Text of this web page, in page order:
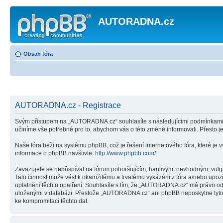
AUTORADNA.cz
Obsah fóra
AUTORADNA.cz - Registrace
Svým přístupem na „AUTORADNA.cz“ souhlasíte s následujícími
učiníme vše potřebné pro to, abychom vás o této změně informovali. Přesto
Naše fóra beží na systému phpBB, což je řešení internetového fóra, které je
informace o phpBB navštivte: http://www.phpbb.com/.
Zavazujete se nepřispívat na fórum pohoršujícím, hanlivým, nevhodným,
Tato činnost může vést k okamžitému a trvalému vykázání z fóra a/nebo
uplatnění těchto opatření. Souhlasíte s tím, že „AUTORADNA.cz“ má
uloženými v databázi. Přestože „AUTORADNA.cz“ ani phpBB neposkytne
ke kompromitaci těchto dat.